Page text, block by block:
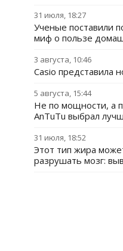
31 июля, 18:27
Ученые поставили
миф о пользе
3 августа, 10:46
Casio представила
5 августа, 15:44
Не по мощности, а
AnTuTu выбрал
31 июля, 18:52
Этот тип жира
разрушать мозг: